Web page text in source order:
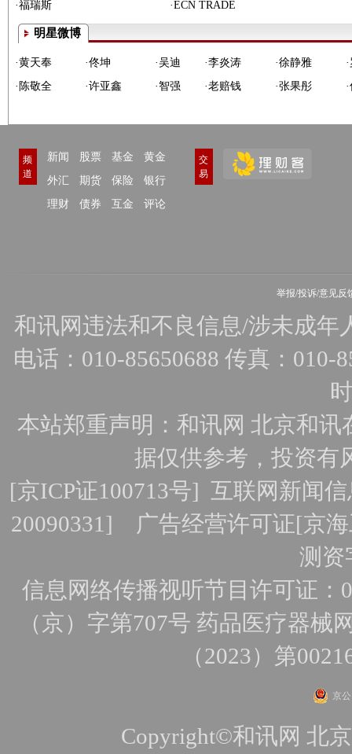
·福瑞斯 ·ECN TRADE
明星微博
·黄天奉 ·佟坤 ·吴迪 ·李炎涛 ·徐静雅 ·
· 陈敬全 ·许亚鑫 ·智强 ·老赔钱 ·张果彤 ·
频
道
新闻 股票 基金
黄金
外汇
期货 保险
银行
理财
债券 互金 评论
交
易
举报/投诉/意见反
和讯网违法和不良信息/涉未成年
电话：010-85650688 传真：010-
本站郑重声明：和讯网 北京和
据仅供参考，投资有
[京ICP证100713号]互联网新闻
20090331] 广告经营许可证[京
测资
信息网络传播视听节目许可证：
（京）字第707号 药品医疗器械
（2023）第
京
Copyright©和讯网 北